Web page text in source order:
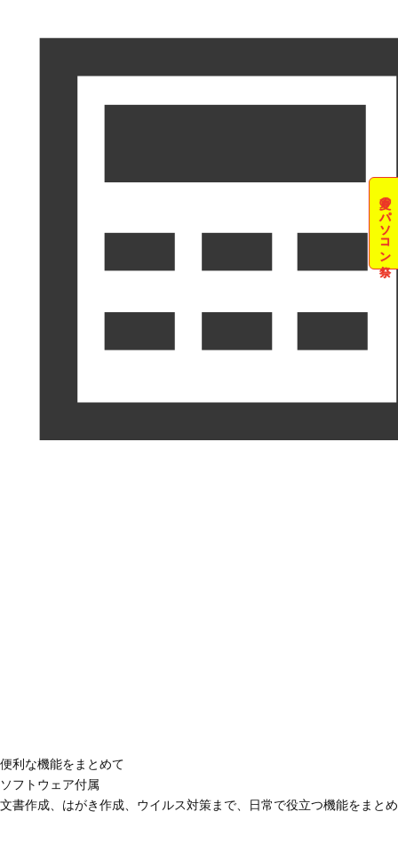
夏のパソコン祭
便利な機能をまとめて
ソフトウェア付属
文書作成、はがき作成、ウイルス対策まで、日常で役立つ機能をまと